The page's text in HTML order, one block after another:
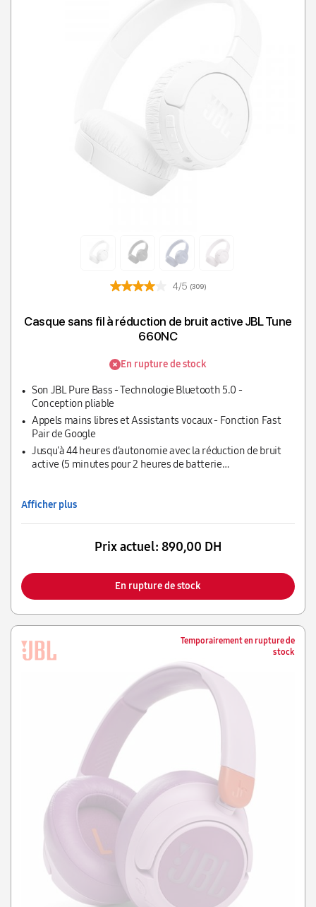
4/5 (309)
Casque sans fil à réduction de bruit active JBL Tune
660NC
En rupture de stock
Son JBL Pure Bass - Technologie Bluetooth 5.0 -
Conception pliable
Appels mains libres et Assistants vocaux - Fonction Fast
Pair de Google
Jusqu'à 44 heures d’autonomie avec la réduction de bruit
active (5 minutes pour 2 heures de batterie
Afficher plus
Prix actuel: 890,00 DH
En rupture de stock
Temporairement en rupture de
stock